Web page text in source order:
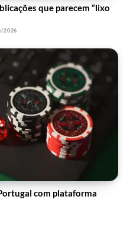
que parecem “lixo
2026
com plataforma